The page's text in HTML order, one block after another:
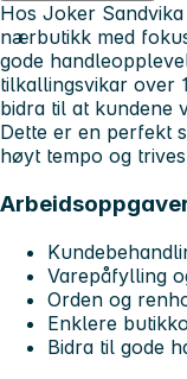
Hos Joker
nærbutikk med
gode
tilkallingsvikar over
bidra til at kundene
Dette er en perfekt
høyt tempo og
Varepåfylling
Orden og
Enklere
Bidra til gode